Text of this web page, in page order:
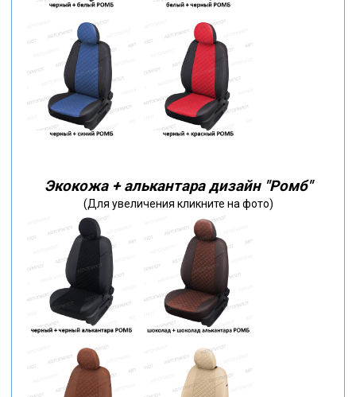
Экокожа + алькантара дизайн "Ромб"
(Для увеличения кликните на фото)